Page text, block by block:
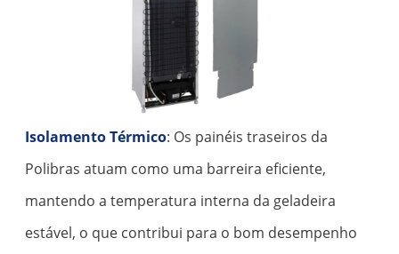
Isolamento Térmico: Os painéis traseiros da
Polibras atuam como uma barreira eficiente,
mantendo a temperatura interna da geladeira
estável, o que contribui para o bom desempenho